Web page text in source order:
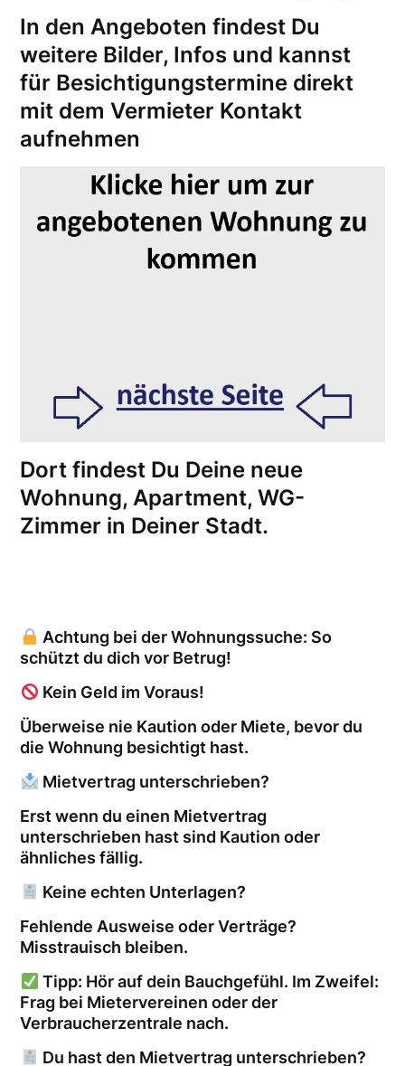
In den Angeboten findest Du
weitere Bilder, Infos und kannst
für Besichtigungstermine direkt
mit dem Vermieter Kontakt
aufnehmen
Dort findest Du Deine neue
Wohnung, Apartment, WG-
Zimmer in Deiner Stadt.
Achtung bei der Wohnungssuche: So
schützt du dich vor Betrug!
Kein Geld im Voraus!
Überweise nie Kaution oder Miete, bevor du
die Wohnung besichtigt hast.
Mietvertrag unterschrieben?
Erst wenn du einen Mietvertrag
unterschrieben hast sind Kaution oder
ähnliches fällig.
Keine echten Unterlagen?
Fehlende Ausweise oder Verträge?
Misstrauisch bleiben.
Tipp: Hör auf dein Bauchgefühl. Im Zweifel:
Frag bei Mietervereinen oder der
Verbraucherzentrale nach.
Du hast den Mietvertrag unterschrieben?